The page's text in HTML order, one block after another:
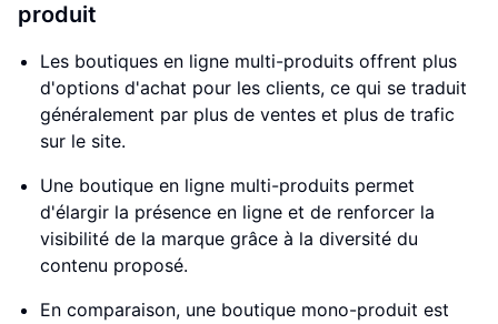
produit
Les boutiques en ligne multi-produits offrent plus
d'options d'achat pour les clients, ce qui se traduit
généralement par plus de ventes et plus de trafic
sur le site.
Une boutique en ligne multi-produits permet
d'élargir la présence en ligne et de renforcer la
visibilité de la marque grâce à la diversité du
contenu proposé.
En comparaison, une boutique mono-produit est